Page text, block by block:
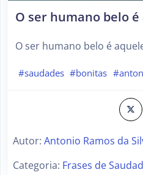
O ser humano belo
O ser humano belo é
#saudades #bonitas
Autor: Antonio Ramos da
Categoria: Frases de